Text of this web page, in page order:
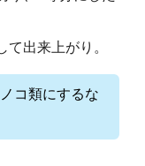
出来上がり。
コ類にするな